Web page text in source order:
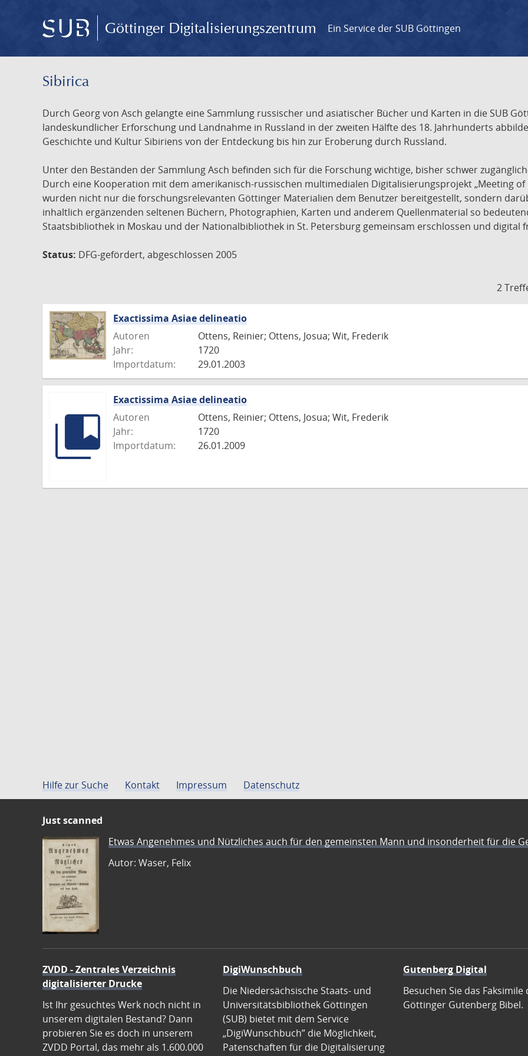
Göttinger Digitalisierungszentrum Ein Service der SUB Göttingen
Sibirica
Durch Georg von Asch gelangte eine Sammlung russischer und asiatischer Bücher und Karten in die SUB
landeskundlicher Erforschung und Landnahme in Russland in der zweiten Hälfte des 18. Jahrhunderts
Geschichte und Kultur Sibiriens von der Entdeckung bis hin zur Eroberung durch Russland.
Unter den Beständen der Sammlung Asch befinden sich für die Forschung wichtige, bisher schwer
Durch eine Kooperation mit dem amerikanisch-russischen multimedialen Digitalisierungsprojekt „Meeting
wurden nicht nur die forschungsrelevanten Göttinger Materialien dem Benutzer bereitgestellt, sondern
inhaltlich ergänzenden seltenen Büchern, Photographien, Karten und anderem Quellenmaterial so
Staatsbibliothek in Moskau und der Nationalbibliothek in St. Petersburg gemeinsam erschlossen und digital
Status: DFG-gefördert, abgeschlossen 2005
2
Exactissima Asiae delineatio
Autoren
Ottens, Reinier; Ottens, Josua; Wit, Frederik
Jahr:
1720
Importdatum:
29.01.2003
Exactissima Asiae delineatio
Autoren
Ottens, Reinier; Ottens, Josua; Wit, Frederik
Jahr:
1720
Importdatum:
26.01.2009
Hilfe zur Suche Kontakt Impressum Datenschutz
Just scanned
Etwas Angenehmes und Nützliches auch für den gemeinsten Mann und insonderheit für die
Autor: Waser, Felix
ZVDD - Zentrales Verzeichnis
digitalisierter Drucke
Ist Ihr gesuchtes Werk noch nicht in
unserem digitalen Bestand? Dann
probieren Sie es doch in unserem
ZVDD Portal, das mehr als 1.600.000
DigiWunschbuch
Die Niedersächsische Staats- und
Universitätsbibliothek Göttingen
(SUB) bietet mit dem Service
„DigiWunschbuch” die Möglichkeit,
Patenschaften für die Digitalisierung
Gutenberg Digital
Besuchen Sie das Faksimile
Göttinger Gutenberg Bibel.